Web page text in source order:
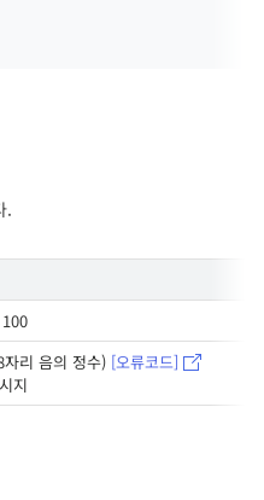
.
리 음의 정수) [오류코드]
지